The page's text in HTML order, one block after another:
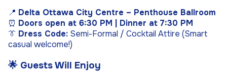
📍 Delta Ottawa City Centre – Penthouse Ballroom
⏰ Doors open at 6:30 PM | Dinner at 7:30 PM
👔 Dress Code: Semi-Formal / Cocktail Attire (Smart
casual welcome!)
🌟 Guests Will Enjoy